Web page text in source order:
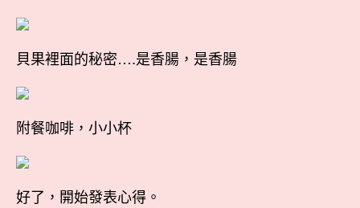
貝果裡面的秘密….是香腸，是香腸
附餐咖啡，小小杯
好了，開始發表心得。